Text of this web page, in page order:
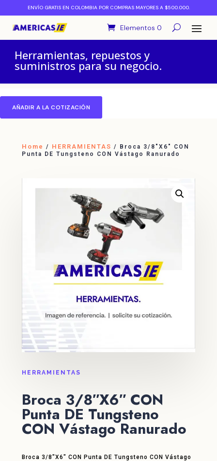
ENVÍO GRATIS EN COLOMBIA POR COMPRAS MAYORES A $500.000.
Elementos 0
Herramientas, repuestos y
suministros para su negocio.
AÑADIR A LA COTIZACIÓN
Home / HERRAMIENTAS / Broca 3/8″X6″ CON
Punta DE Tungsteno CON Vástago Ranurado
HERRAMIENTAS
Broca 3/8″X6″ CON
Punta DE Tungsteno
CON Vástago Ranurado
Broca 3/8″X6″ CON Punta DE Tungsteno CON Vástago